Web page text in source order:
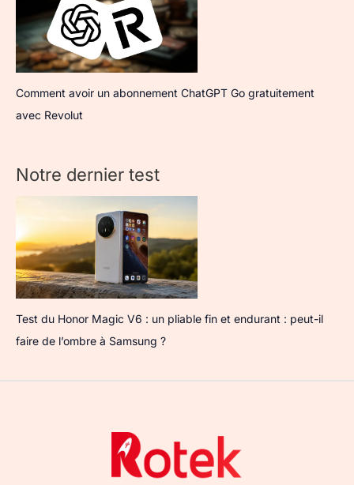
Comment avoir un abonnement ChatGPT Go gratuitement
avec Revolut
Notre dernier test
Test du Honor Magic V6 : un pliable fin et endurant : peut-il
faire de l’ombre à Samsung ?